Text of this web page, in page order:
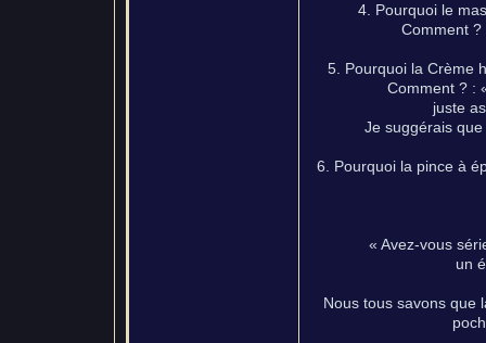
4. Pourquoi le
Comment ?
5. Pourquoi la Crème
Comment ? :
juste
Je suggérais
6. Pourquoi la pince à
« Avez-vous
un
Nous tous savons que